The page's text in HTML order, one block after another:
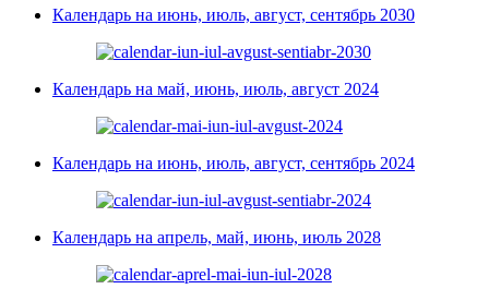
Календарь на июнь, июль, август, сентябрь 2030
Календарь на май, июнь, июль, август 2024
Календарь на июнь, июль, август, сентябрь 2024
Календарь на апрель, май, июнь, июль 2028